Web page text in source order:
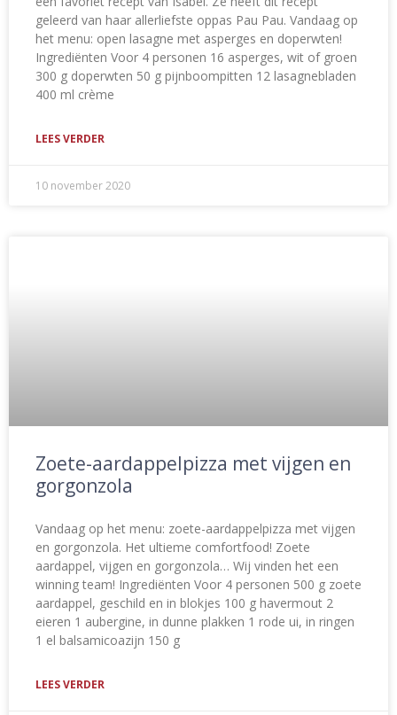
geleerd van haar allerliefste oppas Pau Pau. Vandaag op
het menu: open lasagne met asperges en doperwten!
Ingrediënten Voor 4 personen 16 asperges, wit of groen
300 g doperwten 50 g pijnboompitten 12 lasagnebladen
400 ml crème
LEES VERDER
10 november 2020
Zoete-aardappelpizza met vijgen en
gorgonzola
Vandaag op het menu: zoete-aardappelpizza met vijgen
en gorgonzola. Het ultieme comfortfood! Zoete
aardappel, vijgen en gorgonzola… Wij vinden het een
winning team! Ingrediënten Voor 4 personen 500 g zoete
aardappel, geschild en in blokjes 100 g havermout 2
eieren 1 aubergine, in dunne plakken 1 rode ui, in ringen
1 el balsamicoazijn 150 g
LEES VERDER